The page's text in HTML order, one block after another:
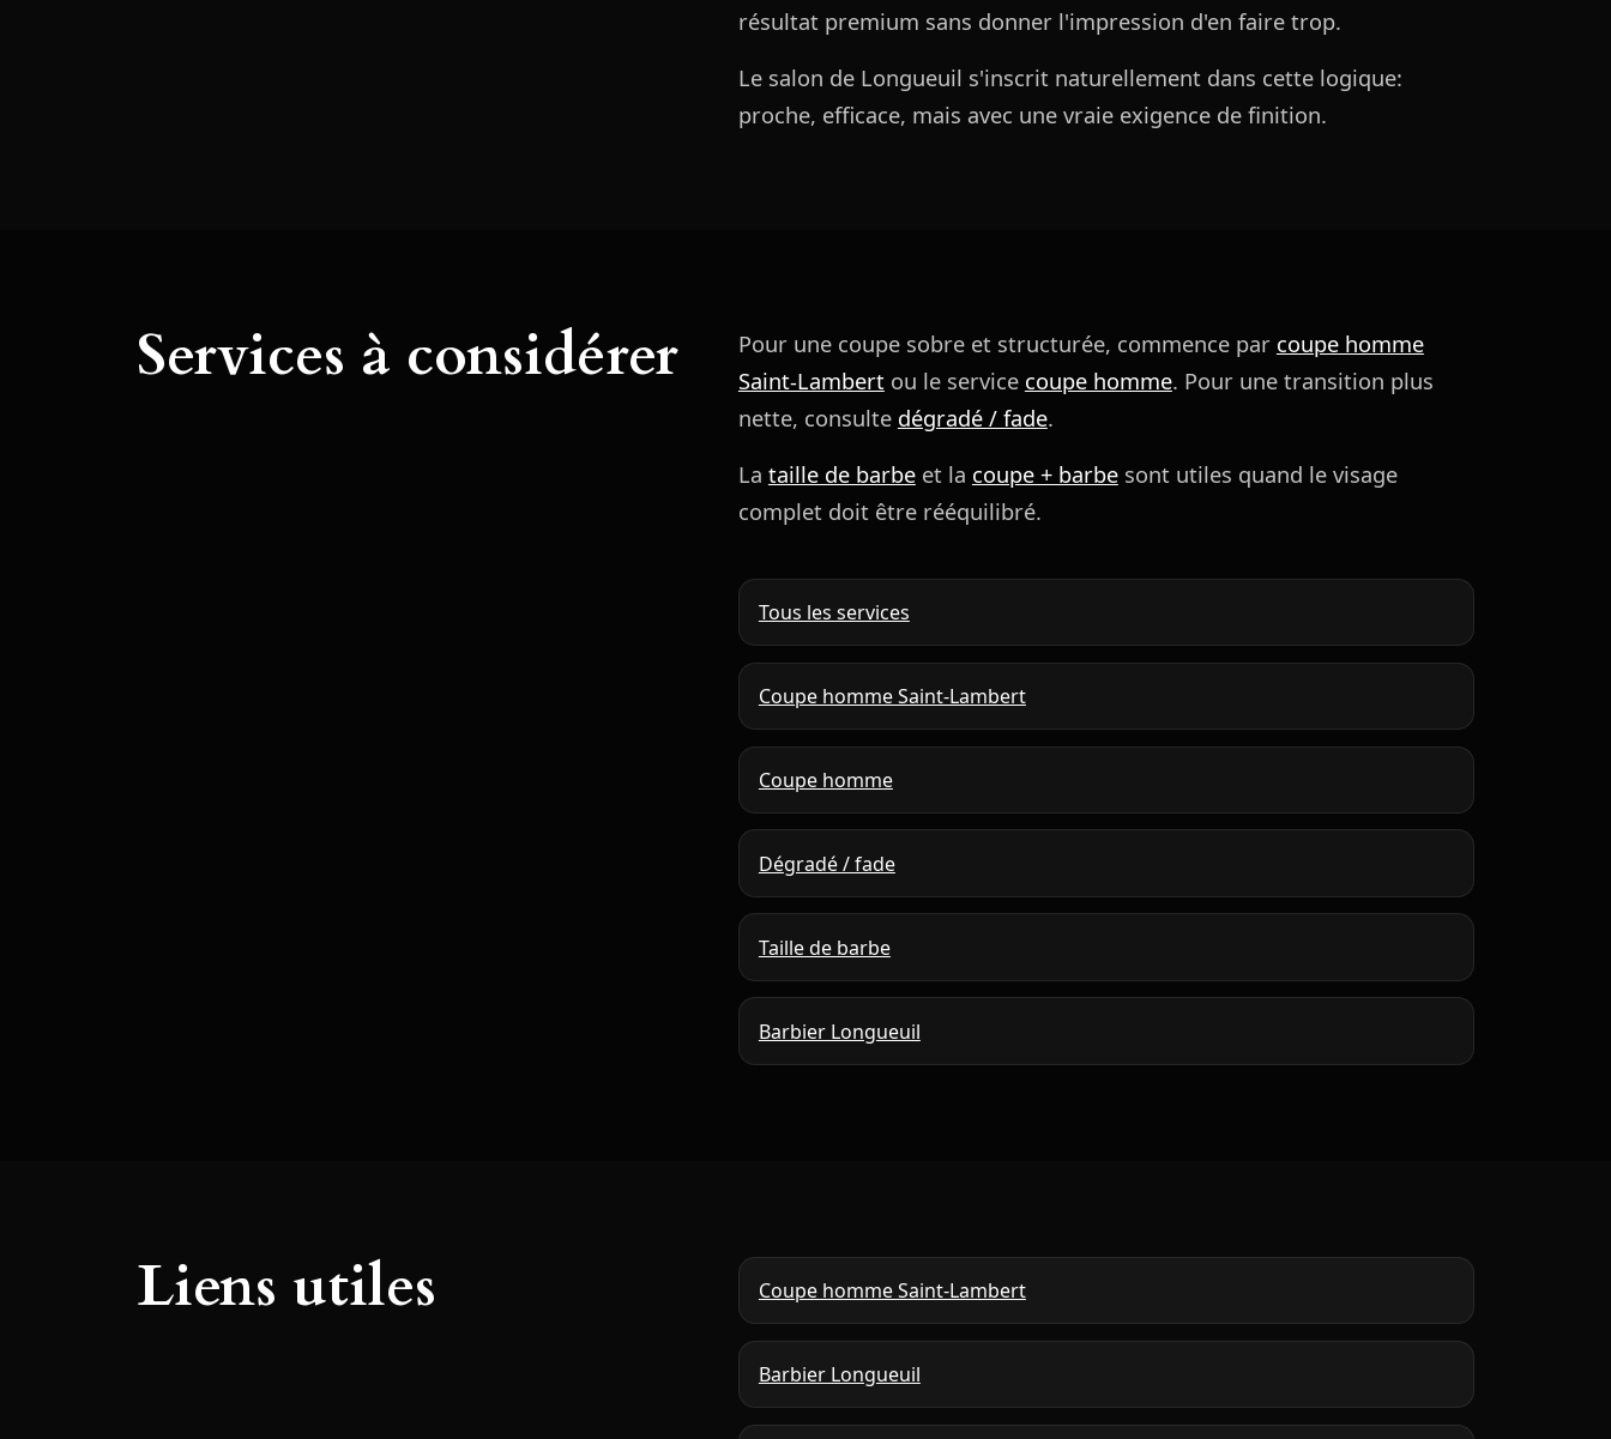
résultat premium sans donner l'impression d'en faire trop.
Le salon de Longueuil s'inscrit naturellement dans cette logique:
proche, efficace, mais avec une vraie exigence de finition.
Services à considérer Pour une coupe sobre et structurée, commence par coupe homme
Saint-Lambertou le service coupe homme. Pour une transition plus
nette, consulte dégradé / fade.
La taille de barbeet la coupe + barbesont utiles quand le visage
complet doit être rééquilibré.
Tous les services
Coupe homme Saint-Lambert
Coupe homme
Dégradé / fade
Taille de barbe
Barbier Longueuil
Liens utiles Coupe homme Saint-Lambert
Barbier Longueuil